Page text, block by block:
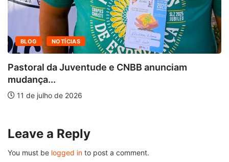
BLOG NOTÍCIAS
Pastoral da Juventude e CNBB anunciam
mudança...
11 de julho de 2026
Leave a Reply
You must be logged in to post a comment.